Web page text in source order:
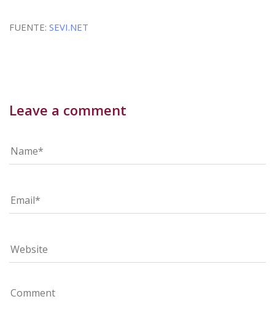
FUENTE: SEVI.NET
Leave a comment